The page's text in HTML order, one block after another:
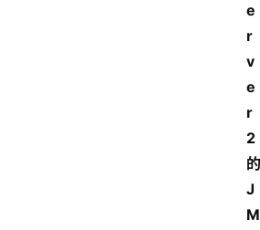
e
r
v
e
r
2
的
J
M